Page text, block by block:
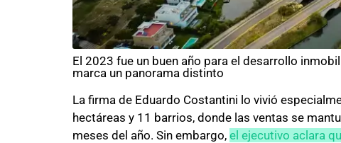
El 2023 fue un buen año para el desarrollo
marca un panorama distinto
La firma de Eduardo Costantini lo vivió
hectáreas y 11 barrios, donde las ventas se
meses del año. Sin embargo, el ejecutivo aclara